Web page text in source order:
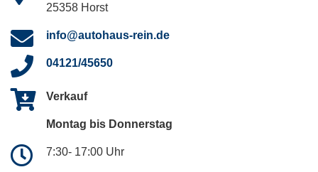
25358 Horst
info@autohaus-rein.de
04121/45650
Verkauf
Montag bis Donnerstag
7:30- 17:00 Uhr